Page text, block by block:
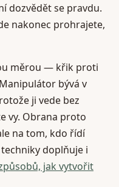
dozvědět se pravdu.
nakonec prohrajete,
měrou — křik proti
bývá v
ji vede bez
vy. Obrana proto
na tom, kdo řídí
doplňuje i
jak vytvořit